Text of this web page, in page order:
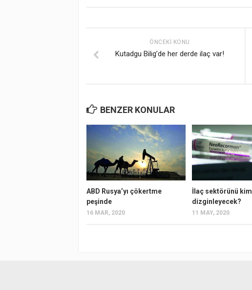
ÖNCEKI KONU
Kutadgu Bilig’de her derde ilaç var!
BENZER KONULAR
ABD Rusya’yı çökertme
peşinde
16 MAR, 2020
İlaç sektörünü kim
dizginleyecek?
11 MAY, 2020